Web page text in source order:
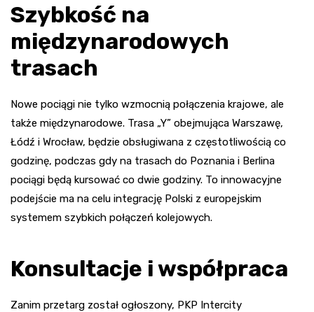
Szybkość na
międzynarodowych
trasach
Nowe pociągi nie tylko wzmocnią połączenia krajowe, ale
także międzynarodowe. Trasa „Y” obejmująca Warszawę,
Łódź i Wrocław, będzie obsługiwana z częstotliwością co
godzinę, podczas gdy na trasach do Poznania i Berlina
pociągi będą kursować co dwie godziny. To innowacyjne
podejście ma na celu integrację Polski z europejskim
systemem szybkich połączeń kolejowych.
Konsultacje i współpraca
Zanim przetarg został ogłoszony, PKP Intercity